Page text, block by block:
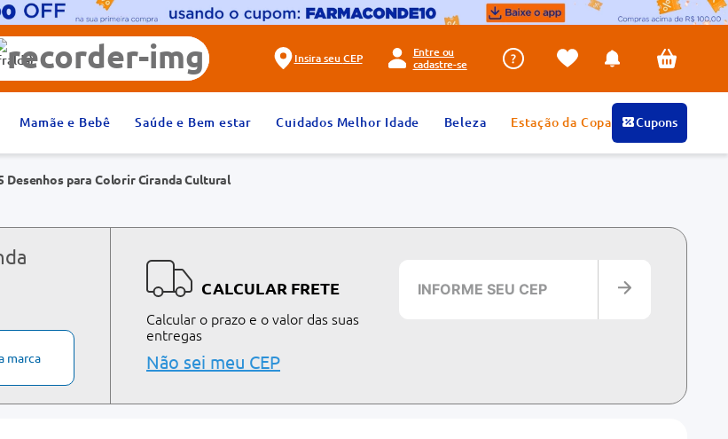
Insira seu CEP
Entre ou
cadastre-se
Mamãe e Bebê Saúde e Bem estar Cuidados Melhor Idade Beleza Estação da Copa Cupons
Desenhos para Colorir Ciranda Cultural
marca
CALCULAR FRETE
Calcular o prazo e o valor das suas
entregas
Não sei meu CEP